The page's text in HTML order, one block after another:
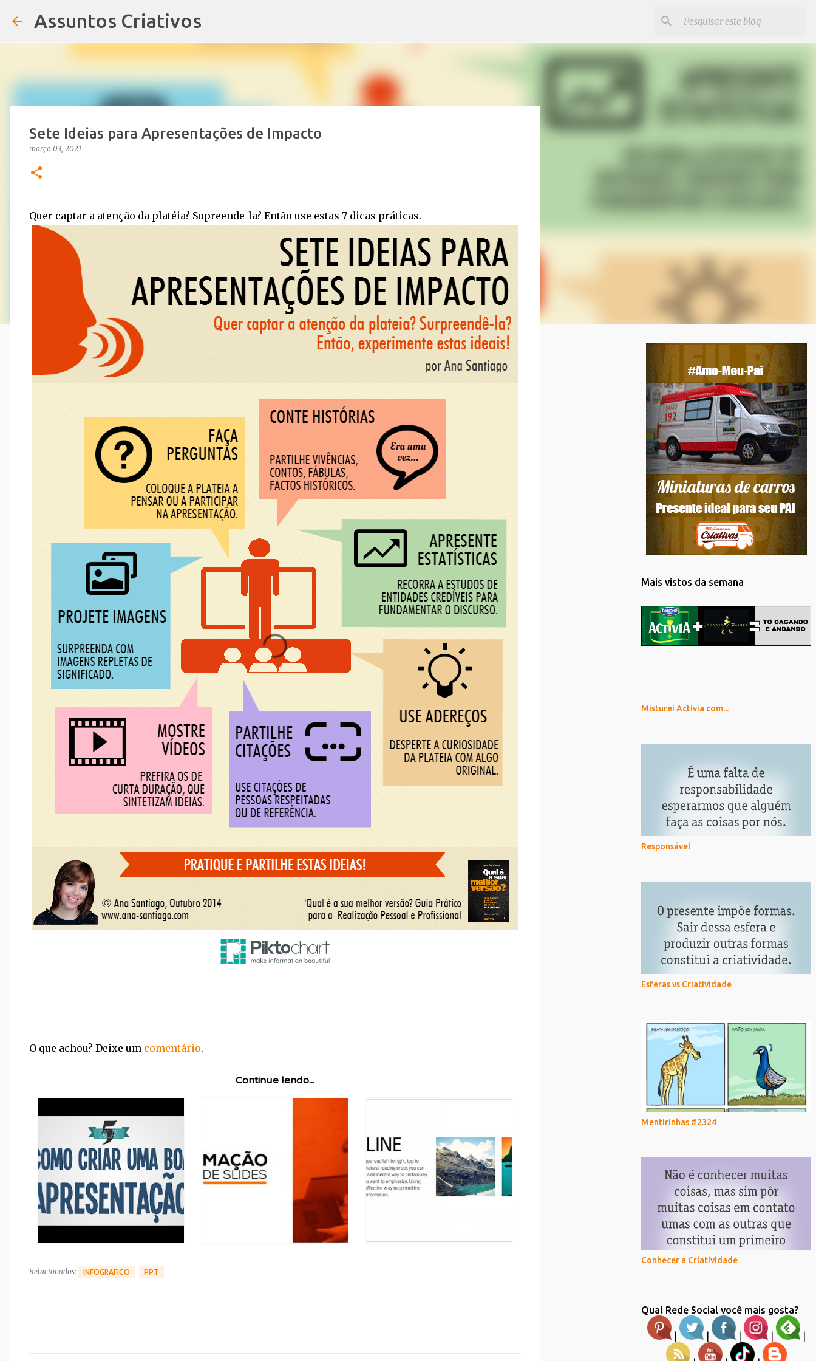
Assuntos Criativos
Sete Ideias para Apresentações de Impacto
março 03, 2021
Quer captar a atenção da platéia? Supreende-la? Então use estas 7 dicas práticas.
O que achou? Deixe um comentário.
Continue lendo...
Relacionados: INFOGRAFICO PPT
Mais vistos da semana
Misturei Activia com...
Responsável
Esferas vs Criatividade
Mentirinhas #2324
Conhecer a Criatividade
Qual Rede Social você mais gosta?
| | | | |